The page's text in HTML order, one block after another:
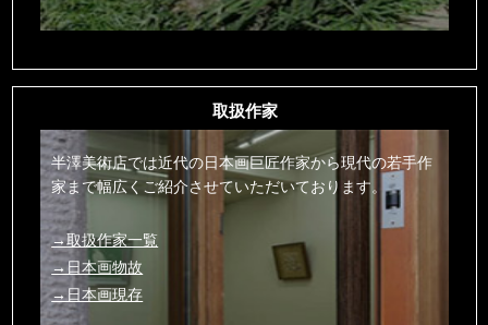
取扱作家
半澤美術店では近代の日本画巨匠作家から現代の若手作
家まで幅広くご紹介させていただいております。
→取扱作家一覧
→日本画物故
→日本画現存